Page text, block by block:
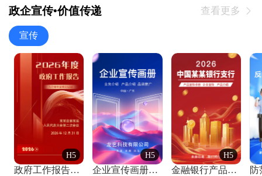
政企宣传•价值传递 查看更多 
宣传
H5
政府工作报告政府年终工作总结
H5
企业宣传画册公司简介产品介绍业务宣传手册
H5
金融银行产品宣传手册企业宣传产品介绍 防